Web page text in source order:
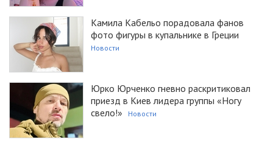
Камила Кабельо порадовала фанов
фото фигуры в купальнике в Греции
Новости
Юрко Юрченко гневно раскритиковал
приезд в Киев лидера группы «Ногу
свело!»
Новости